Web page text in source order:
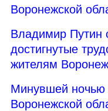
Воронежской
Владимир Путин
достигнутые
жителям
Минувшей ночью
Воронежской